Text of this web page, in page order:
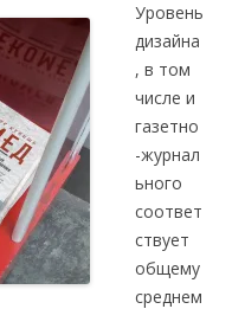
Уровень
дизайна
, в том
числе и
газетно
-журнал
ьного
соответ
ствует
общему
среднем